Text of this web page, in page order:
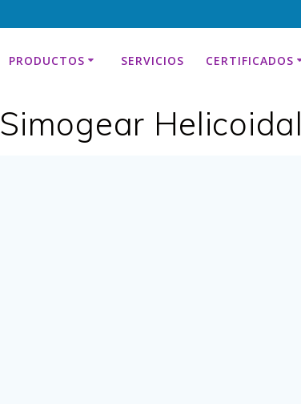
PRODUCTOS SERVICIOS CERTIFICADOS
Simogear Helicoidal